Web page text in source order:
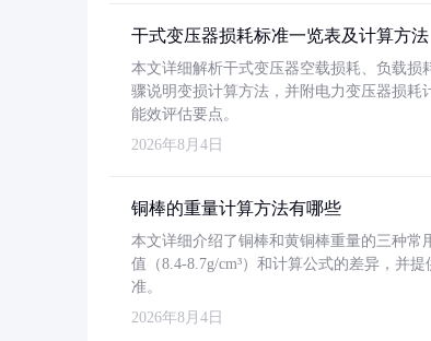
干式变压器损耗标准一览表及计算方法
本文详细解析干式变压器空载损耗、负载损
骤说明变损计算方法，并附电力变压器损耗
能效评估要点。
2026年8月4日
铜棒的重量计算方法有哪些
本文详细介绍了铜棒和黄铜棒重量的三种常
值（8.4-8.7g/cm³）和计算公式的差异，并
准。
2026年8月4日